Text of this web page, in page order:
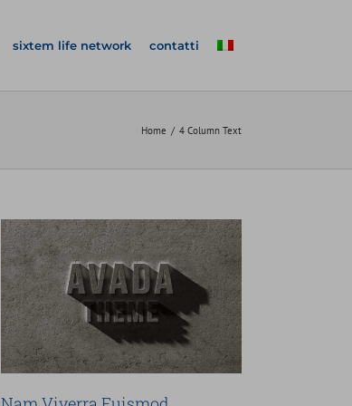
sixtem life network contatti
Home 4 Column Text